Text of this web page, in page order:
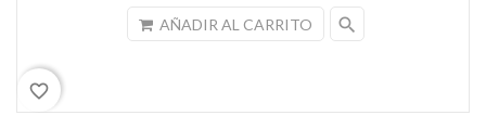
AÑADIR AL CARRITO search
favorite_border